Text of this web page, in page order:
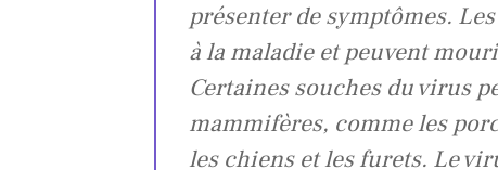
présenter de symptômes.
à la maladie et peuvent
Certaines souches du virus
mammifères, comme les
les chiens et les furets. Le